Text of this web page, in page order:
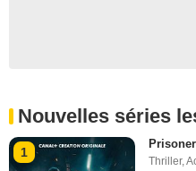
Nouvelles séries
1
Prisoner
Thriller,